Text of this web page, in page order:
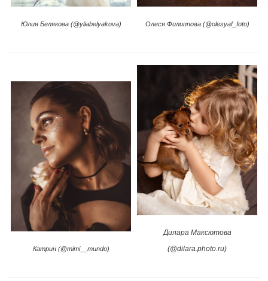
Юлия Белякова (@yliabelyakova) Олеся Филиппова (@olesyaf_foto)
Катрин (@mimi__mundo)
Дилара Максютова
(@dilara.photo.ru)